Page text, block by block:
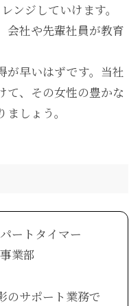
ンジしていけます。
会社や先輩社員が教育
が早いはずです。当社
て、その女性の豊かな
しょう。
ートタイマー
業部
のサポート業務で